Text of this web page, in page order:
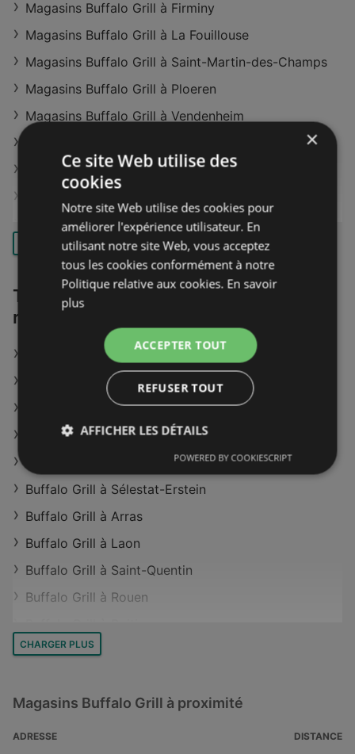
Magasins Buffalo Grill à Firminy
Magasins Buffalo Grill à La Fouillouse
Magasins Buffalo Grill à Saint-Martin-des-Champs
Magasins Buffalo Grill à Ploeren
Magasins Buffalo Grill à Vendenheim
Magasins Buffalo Grill à Saint-Parres-aux-Tertres
Magasins Buffalo Grill à Grande-Synthe
Magasins Buffalo Grill à Villenave-d'Ornon
Magasins Buffalo Grill à Angoulins
Magasins Buffalo Grill à Millau
Magasins Buffalo Grill à Ramonville-Saint-Agne
Magasins Buffalo Grill à Cholet
Magasins Buffalo Grill à Allonnes
Magasins Buffalo Grill à Marseille
Magasins Buffalo Grill à Orgeval
Magasins Buffalo Grill à Wintzenheim
CHARGER PLUS
Trouvez Buffalo Grill dans d'autres
régions
Buffalo Grill à Saint-Étienne
Buffalo Grill à Villefranche-sur-Saône
Buffalo Grill à Saint-Malo
Buffalo Grill à Nogent-le-Rotrou
Buffalo Grill à Sarrebourg
Buffalo Grill à Sélestat-Erstein
Buffalo Grill à Arras
Buffalo Grill à Laon
Buffalo Grill à Saint-Quentin
Buffalo Grill à Rouen
Buffalo Grill à Villeneuve-sur-Lot
Buffalo Grill à Foix
Buffalo Grill à Toulouse
CHARGER PLUS
Magasins Buffalo Grill à proximité
ADRESSE DISTANCE
×
Ce site Web utilise des
cookies
Notre site Web utilise des cookies pour
améliorer l'expérience utilisateur. En
utilisant notre site Web, vous acceptez
tous les cookies conformément à notre
Politique relative aux cookies. En savoir
plus
ACCEPTER TOUT
REFUSER TOUT
AFFICHER LES DÉTAILS
POWERED BY COOKIESCRIPT